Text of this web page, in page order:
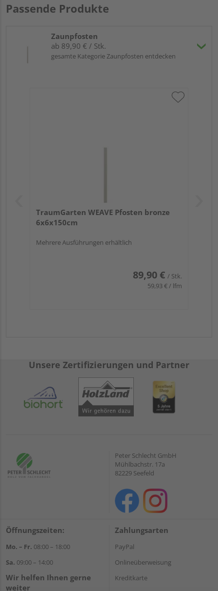
Passende Produkte
Zaunpfosten
ab 89,90 € / Stk.
gesamte Kategorie Zaunpfosten entdecken
TraumGarten WEAVE Pfosten bronze
6x6x150cm
Mehrere Ausführungen erhältlich
89,90 € / Stk.
59,93 € / lfm
Unsere Zertifizierungen und Partner
Peter Schlecht GmbH
Mühlbachstr. 17a
82229 Seefeld
Öffnungszeiten:
Mo. – Fr. 08:00 – 18:00
Sa. 09:00 – 14:00
Wir helfen Ihnen gerne
weiter
Zahlungsarten
PayPal
Onlineüberweisung
Kreditkarte